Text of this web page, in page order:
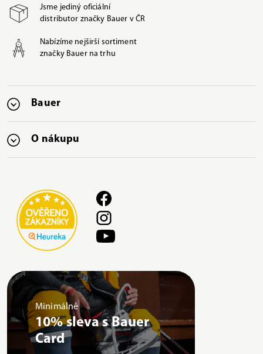
Jsme jediný oficiální
distributor značky Bauer v ČR
Nabízíme nejširší sortiment
značky Bauer na trhu
Bauer
O nákupu
Minimálně
10% sleva s Bauer
Card